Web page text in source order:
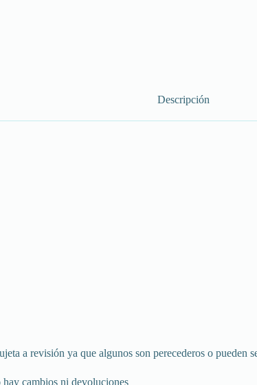
Descripción
a revisión ya que algunos son perecederos o pueden
cambios ni devoluciones